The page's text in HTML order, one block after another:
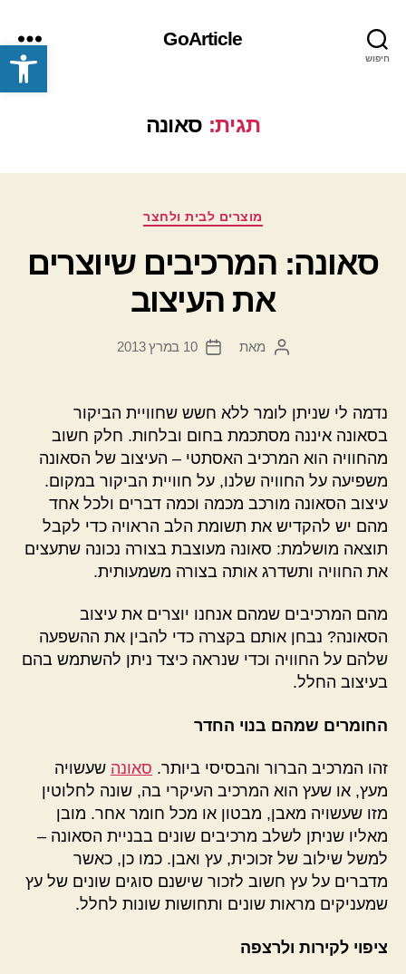
פתח סרגל נגישות חיפוש
GoArticle
תפריט
תגית: סאונה
קטגוריות
מוצרים לבית ולחצר
סאונה: המרכיבים שיוצרים
את העיצוב
המחבר
מאת
תאריך
10 במרץ 2013
נדמה לי שניתן לומר ללא חשש שחוויית הביקור
בסאונה איננה מסתכמת בחום ובלחות. חלק חשוב
מהחוויה הוא המרכיב האסתטי – העיצוב של הסאונה
משפיעה על החוויה שלנו, על חוויית הביקור במקום.
עיצוב הסאונה מורכב מכמה וכמה דברים ולכל אחד
מהם יש להקדיש את תשומת הלב הראויה כדי לקבל
תוצאה מושלמת: סאונה מעוצבת בצורה נכונה שתעצים
את החוויה ותשדרג אותה בצורה משמעותית.
מהם המרכיבים שמהם אנחנו יוצרים את עיצוב
הסאונה? נבחן אותם בקצרה כדי להבין את ההשפעה
שלהם על החוויה וכדי שנראה כיצד ניתן להשתמש בהם
בעיצוב החלל.
החומרים שמהם בנוי החדר
זהו המרכיב הברור והבסיסי ביותר. סאונה שעשויה
מעץ, או שעץ הוא המרכיב העיקרי בה, שונה לחלוטין
מזו שעשויה מאבן, מבטון או מכל חומר אחר. מובן
מאליו שניתן לשלב מרכיבים שונים בבניית הסאונה –
למשל שילוב של זכוכית, עץ ואבן. כמו כן, כאשר
מדברים על עץ חשוב לזכור שישנם סוגים שונים של עץ
שמעניקים מראות שונים ותחושות שונות לחלל.
ציפוי לקירות ולרצפה